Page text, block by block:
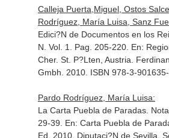
Calleja Puerta,Miguel, Ostos
Rodríguez, María Luisa, Sanz
Edici?N de Documentos en los
N. Vol. 1. Pag. 205-220. En:
Cher. St. P?Lten, Austria.
Gmbh. 2010. ISBN 978-3-
Pardo Rodríguez, María Luisa:
La Carta Puebla de Paradas.
29-39. En: Carta Puebla de
Ed. 2010. Diputaci?N de Sevilla.